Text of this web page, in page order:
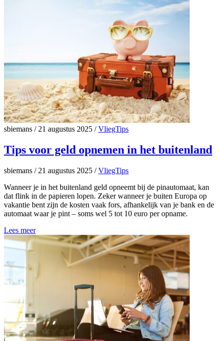
sbiemans /21 augustus 2025 / VliegTips
Tips voor geld opnemen in het buitenland
sbiemans /21 augustus 2025 / VliegTips
Wanneer je in het buitenland geld opneemt bij de pinautomaat, kan
dat flink in de papieren lopen. Zeker wanneer je buiten Europa op
vakantie bent zijn de kosten vaak fors, afhankelijk van je bank en de
automaat waar je pint – soms wel 5 tot 10 euro per opname.
Lees meer